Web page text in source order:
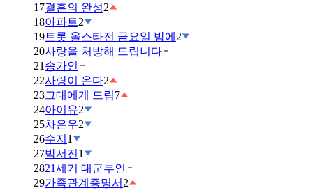
17결혼의 완성2
18아파트2
19트롯 올스타전 금요일 밤에 2
20사랑을 처방해 드립니다
21 송가인
22사랑이 온다2
23그대에게 드림7
24아이유2
25차은우2
26수지 1
27박서진1
2821세기 대군부인
29가족관계증명서 2